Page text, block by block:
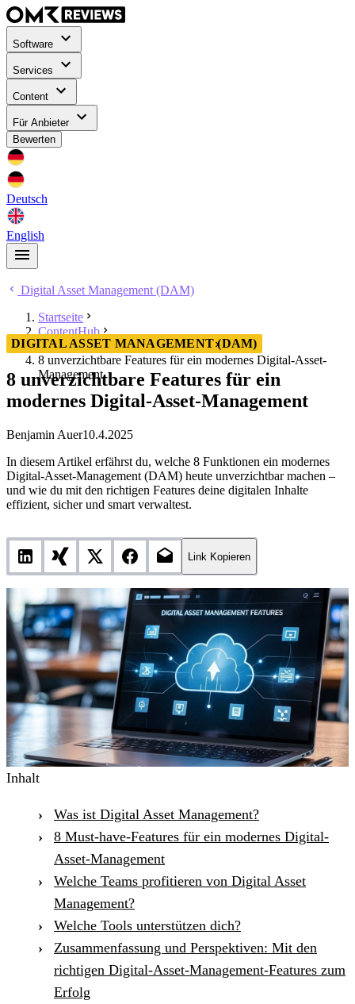
Software
Services
Content
Für Anbieter
Bewerten
Deutsch
English
Digital Asset Management (DAM)
Startseite
ContentHub
Digital Asset Management (DAM)
8 unverzichtbare Features für ein modernes Digital-Asset-
Management
DIGITAL ASSET MANAGEMENT (DAM)
8 unverzichtbare Features für ein
modernes Digital-Asset-Management
Benjamin Auer10.4.2025
In diesem Artikel erfährst du, welche 8 Funktionen ein modernes
Digital-Asset-Management (DAM) heute unverzichtbar machen –
und wie du mit den richtigen Features deine digitalen Inhalte
effizient, sicher und smart verwaltest.
Link Kopieren
Inhalt
Was ist Digital Asset Management?
8 Must-have-Features für ein modernes Digital-
Asset-Management
Welche Teams profitieren von Digital Asset
Management?
Welche Tools unterstützen dich?
Zusammenfassung und Perspektiven: Mit den
richtigen Digital-Asset-Management-Features zum
Erfolg